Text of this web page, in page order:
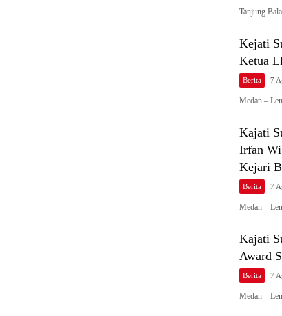
Tanjung
Kejati
Ketua
Berita 7
Medan –
Kajati
Irfan
Kejari
Berita 7
Medan –
Kajati
Award
Berita 7
Medan –